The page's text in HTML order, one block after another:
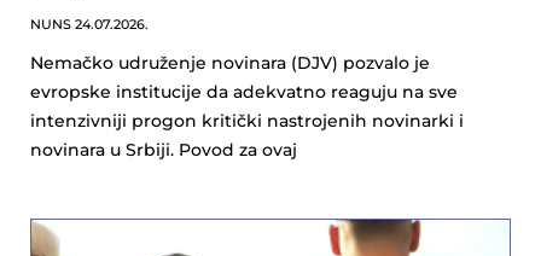
NUNS 24.07.2026.
Nemačko udruženje novinara (DJV) pozvalo je
evropske institucije da adekvatno reaguju na sve
intenzivniji progon kritički nastrojenih novinarki i
novinara u Srbiji. Povod za ovaj